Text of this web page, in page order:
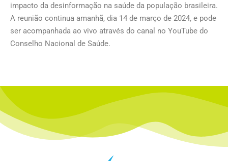
impacto da desinformação na saúde da população brasileira.
A reunião continua amanhã, dia 14 de março de 2024, e pode
ser acompanhada ao vivo através do canal no YouTube do
Conselho Nacional de Saúde.